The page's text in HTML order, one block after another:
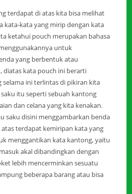
terdapat di atas kita bisa melihat
kata-kata yang mirip dengan kata
ketahui pouch merupakan bahasa
untuk
yang berbentuk atau
diatas kata pouch ini berarti
selama ini terlintas di pikiran kita
itu seperti sebuah kantong
dan celana yang kita kenakan.
saku disini menggambarkan benda
terdapat kemiripan kata yang
menggantikan kata kantong, yaitu
akal dibandingkan dengan
lebih mencerminkan sesuatu
beberapa barang atau bisa